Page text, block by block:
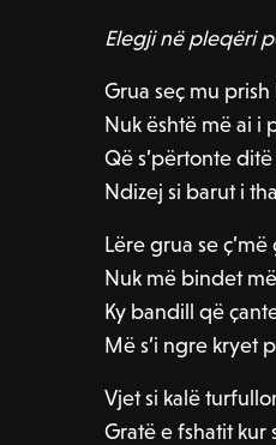
Elegji në pleqëri
Grua seç mu prish
Nuk është më ai i
Që s’përtonte
Ndizej si barut i
Lëre grua se ç’më
Nuk më bindet
Ky bandill që
Më s’i ngre kryet
Vjet si kalë
Gratë e fshatit kur